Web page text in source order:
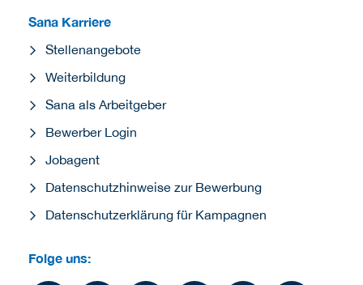
Sana Karriere
Stellenangebote
Weiterbildung
Sana als Arbeitgeber
Bewerber Login
Jobagent
Datenschutzhinweise zur Bewerbung
Datenschutzerklärung für Kampagnen
Folge uns: